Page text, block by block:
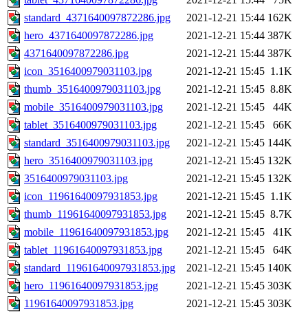
standard_4371640097872286.jpg
2021-12-21 15:44 162K
hero_4371640097872286.jpg
2021-12-21 15:44 387K
4371640097872286.jpg
2021-12-21 15:44 387K
icon_3516400979031103.jpg
2021-12-21 15:45 1.1K
thumb_3516400979031103.jpg
2021-12-21 15:45 8.8K
mobile_3516400979031103.jpg
2021-12-21 15:45
44K
tablet_3516400979031103.jpg
2021-12-21 15:45
66K
standard_3516400979031103.jpg
2021-12-21 15:45 144K
hero_3516400979031103.jpg
2021-12-21 15:45 132K
3516400979031103.jpg
2021-12-21 15:45 132K
icon_11961640097931853.jpg
2021-12-21 15:45 1.1K
thumb_11961640097931853.jpg
2021-12-21 15:45 8.7K
mobile_11961640097931853.jpg
2021-12-21 15:45
41K
tablet_11961640097931853.jpg
2021-12-21 15:45
64K
standard_11961640097931853.jpg
2021-12-21 15:45 140K
hero_11961640097931853.jpg
2021-12-21 15:45 303K
11961640097931853.jpg
2021-12-21 15:45 303K